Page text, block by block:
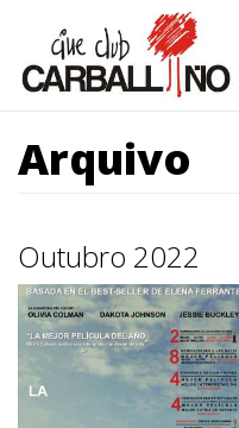
contido
principal
Arquivo
Outubro 2022